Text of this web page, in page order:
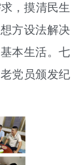
，摸清民生
方设法解决
本生活。七
党员颁发纪